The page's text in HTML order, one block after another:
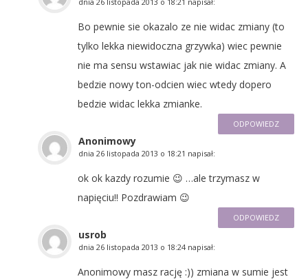
Bo pewnie sie okazalo ze nie widac zmiany (to
tylko lekka niewidoczna grzywka) wiec pewnie
nie ma sensu wstawiac jak nie widac zmiany. A
bedzie nowy ton-odcien wiec wtedy dopero
bedzie widac lekka zmianke.
ODPOWIEDZ
Anonimowy
dnia 26 listopada 2013 o 18:21 napisał:
ok ok kazdy rozumie 😉 …ale trzymasz w
napięciu!! Pozdrawiam 😉
ODPOWIEDZ
usrob
dnia 26 listopada 2013 o 18:24 napisał:
Anonimowy masz rację :)) zmiana w sumie jest